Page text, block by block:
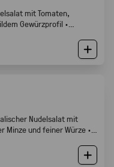
mit Tomaten,
Gewürzprofil ·
Nudelsalat mit
Minze und feiner Würze ·